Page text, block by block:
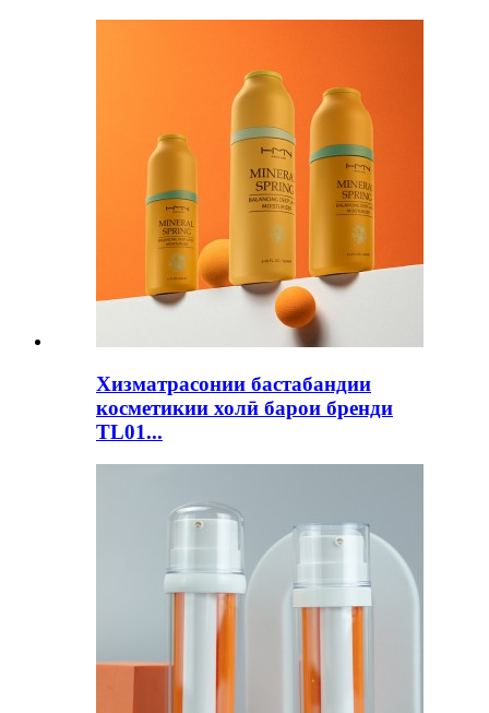
Хизматрасонии бастабандии
косметикии холӣ барои бренди
TL01...